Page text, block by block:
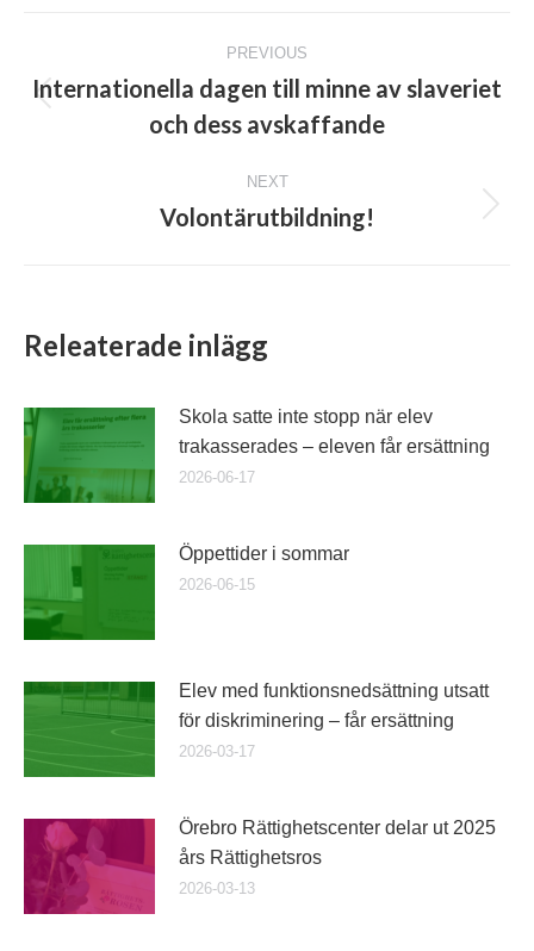
navigation
PREVIOUS
post:
Internationella dagen till minne av slaveriet
och dess avskaffande
NEXT
Next
Volontärutbildning!
Releaterade inlägg
Skola satte inte stopp när elev
trakasserades – eleven får ersättning
2026-06-17
Öppettider i sommar
2026-06-15
Elev med funktionsnedsättning utsatt
för diskriminering – får ersättning
2026-03-17
Örebro Rättighetscenter delar ut 2025
års Rättighetsros
2026-03-13